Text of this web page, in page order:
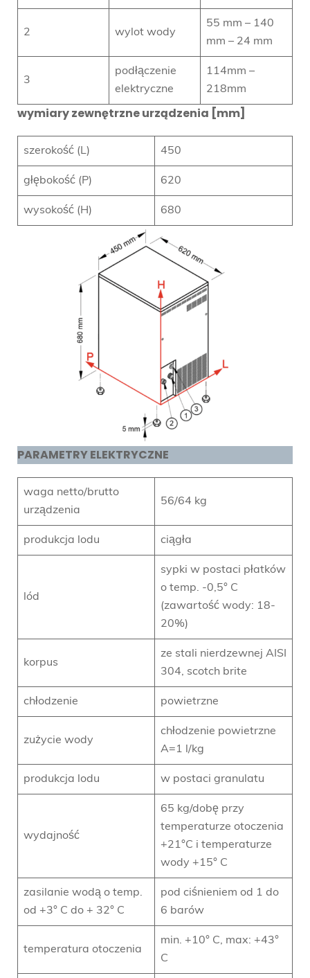
2 wylot wody
55 mm – 140
mm – 24 mm
3
podłączenie
elektryczne
114mm –
218mm
wymiary zewnętrzne urządzenia [mm]
szerokość (L) 450
głębokość (P) 620
wysokość (H) 680
PARAMETRY ELEKTRYCZNE
waga netto/brutto
urządzenia
56/64 kg
produkcja lodu ciągła
lód
sypki w postaci płatków
o temp. -0,5° C
(zawartość wody: 18-
20%)
korpus
ze stali nierdzewnej AISI
304, scotch brite
chłodzenie powietrzne
zużycie wody
chłodzenie powietrzne
A=1 l/kg
produkcja lodu w postaci granulatu
wydajność
65 kg/dobę przy
temperaturze otoczenia
+21°C i temperaturze
wody +15° C
zasilanie wodą o temp.
od +3° C do + 32° C
pod ciśnieniem od 1 do
6 barów
temperatura otoczenia
min. +10° C, max: +43°
C